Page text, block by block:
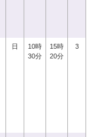
日
10時
30分
15時
20分
3